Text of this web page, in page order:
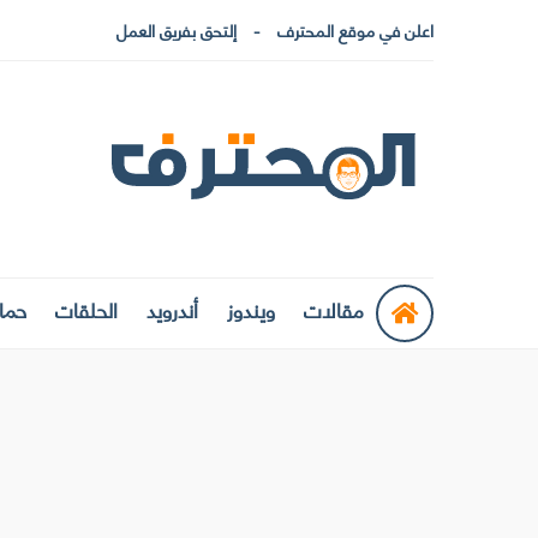
اعلن في موقع المحترف إلتحق بفريق العمل
مقالات ويندوز أندرويد الحلقات